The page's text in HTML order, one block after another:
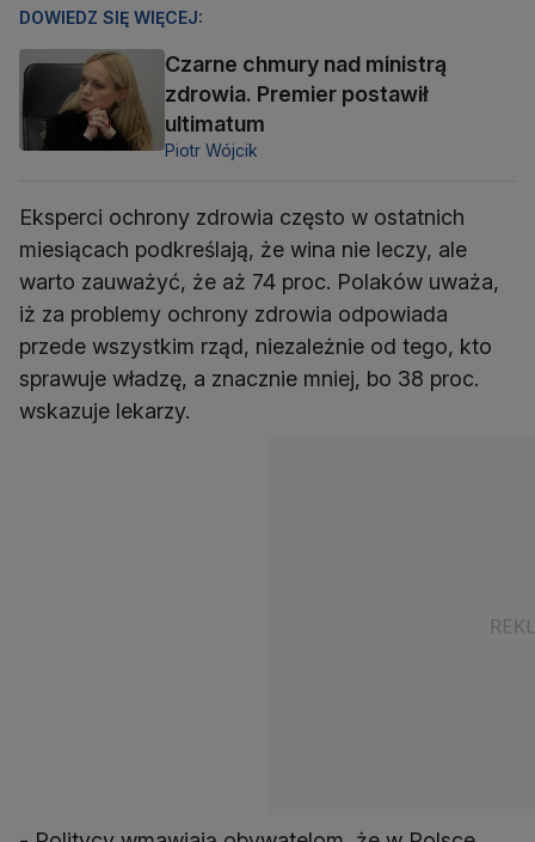
DOWIEDZ SIĘ WIĘCEJ:
Czarne chmury nad ministrą
zdrowia. Premier postawił
ultimatum
Piotr Wójcik
Eksperci ochrony zdrowia często w ostatnich
miesiącach podkreślają, że wina nie leczy, ale
warto zauważyć, że aż 74 proc. Polaków uważa,
iż za problemy ochrony zdrowia odpowiada
przede wszystkim rząd, niezależnie od tego, kto
sprawuje władzę, a znacznie mniej, bo 38 proc.
wskazuje lekarzy.